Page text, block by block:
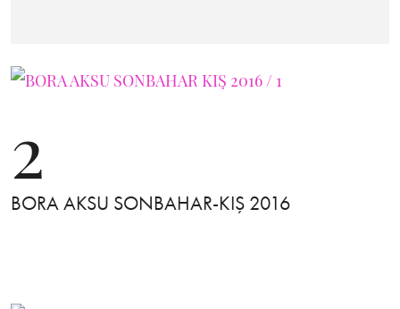
2
BORA AKSU SONBAHAR-KIŞ 2016